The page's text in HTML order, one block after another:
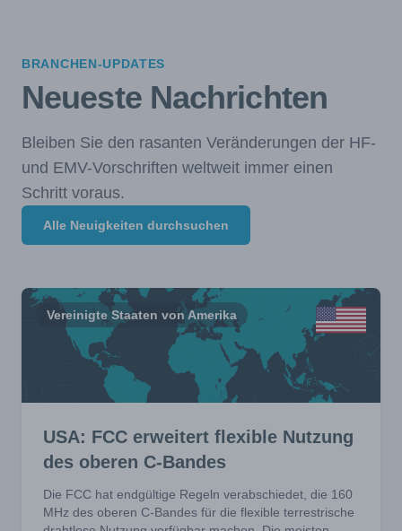
BRANCHEN-UPDATES
Neueste Nachrichten
Bleiben Sie den rasanten Veränderungen der HF-
und EMV-Vorschriften weltweit immer einen
Schritt voraus.
Alle Neuigkeiten durchsuchen
Vereinigte Staaten von Amerika
USA: FCC erweitert flexible Nutzung
des oberen C-Bandes
Die FCC hat endgültige Regeln verabschiedet, die 160
MHz des oberen C-Bandes für die flexible terrestrische